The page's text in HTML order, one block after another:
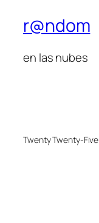
r@ndom
en las nubes
Twenty Twenty-Five